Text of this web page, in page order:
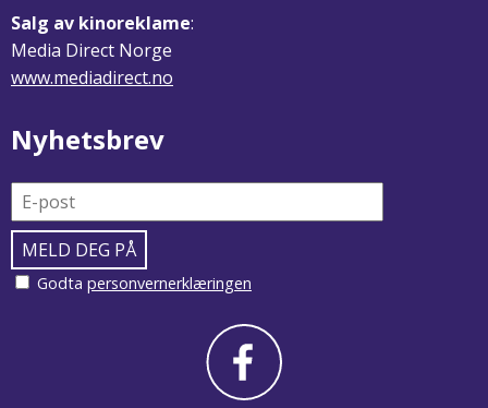
Salg av kinoreklame:
Media Direct Norge
www.mediadirect.no
Nyhetsbrev
Godta personvernerklæringen